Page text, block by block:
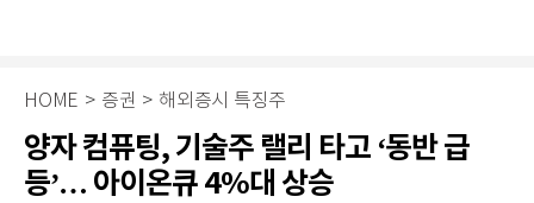
HOME > 증권 > 해외증시 특징주
양자 컴퓨팅, 기술주 랠리 타고 ‘동반 급
등’… 아이온큐 4%대 상승